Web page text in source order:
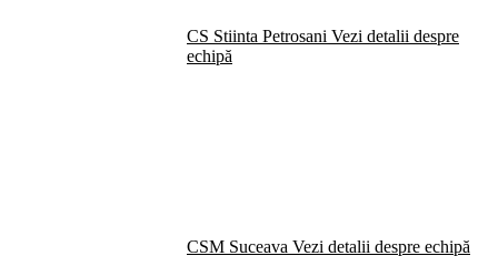
CS Stiinta Petrosani Vezi detalii despre
echipă
CSM Suceava Vezi detalii despre echipă